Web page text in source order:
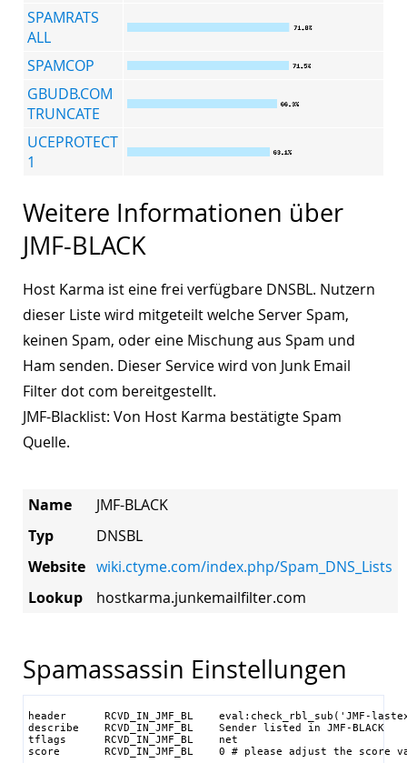
SPAMRATS
ALL
SPAMCOP
GBUDB.COM
TRUNCATE
UCEPROTECT
1
Weitere Informationen über
JMF-BLACK
Host Karma ist eine frei verfügbare DNSBL. Nutzern
dieser Liste wird mitgeteilt welche Server Spam,
keinen Spam, oder eine Mischung aus Spam und
Ham senden. Dieser Service wird von Junk Email
Filter dot com bereitgestellt.
JMF-Blacklist: Von Host Karma bestätigte Spam
Quelle.
Name
JMF-BLACK
Typ
DNSBL
Website wiki.ctyme.com/index.php/Spam_DNS_Lists
Lookup
hostkarma.junkemailfilter.com
Spamassassin Einstellungen
header      RCVD_IN_JMF_BL    eval:check_rbl_sub('JMF-
describe    RCVD_IN_JMF_BL    Sender listed in JMF-BLACK
tflags      RCVD_IN_JMF_BL    net
score       RCVD_IN_JMF_BL    0 # please adjust the score